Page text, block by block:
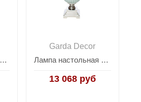
Лампа настольная с кремовым абажуром X3536003
Garda Decor
Лампа настольная (бежевый абажур) 22-86946
13 068 руб